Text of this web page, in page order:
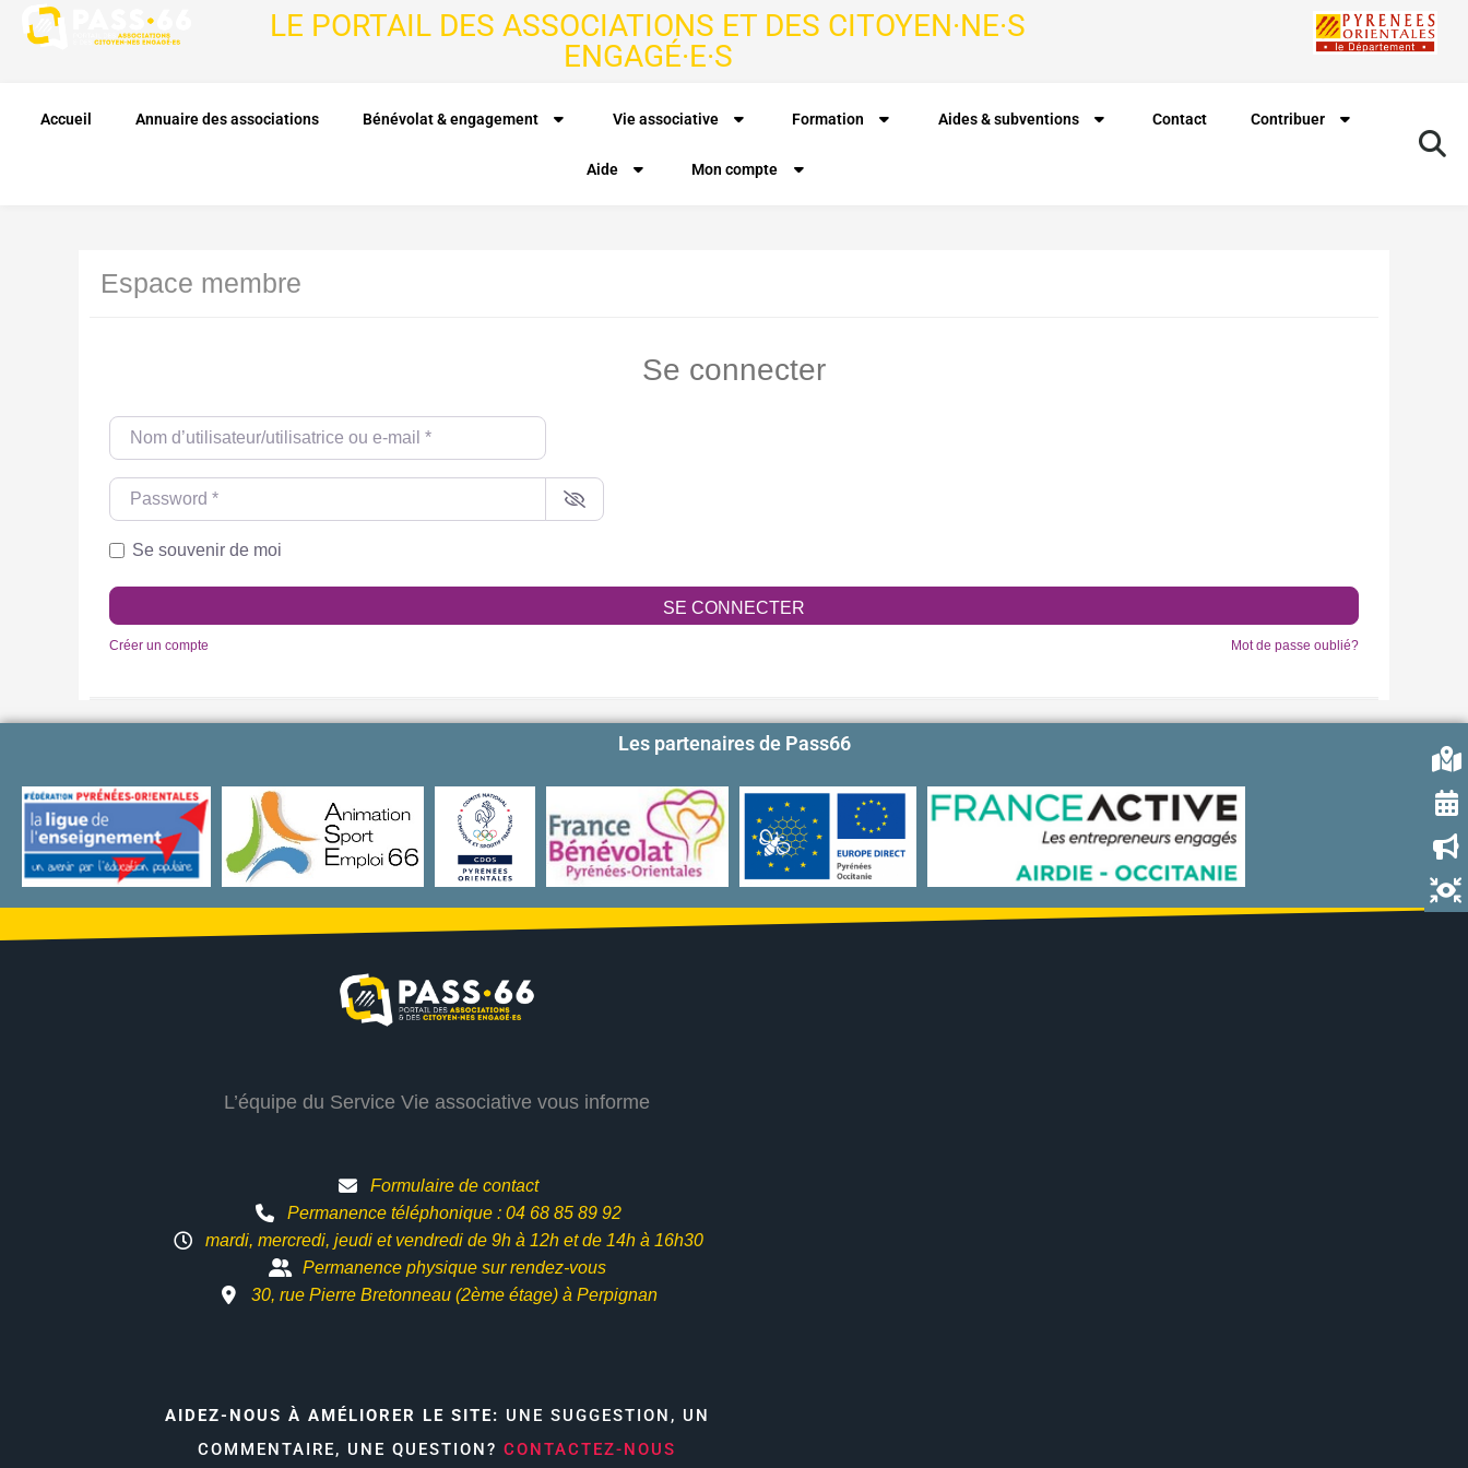
LE PORTAIL DES ASSOCIATIONS ET DES CITOYEN·NE·S
ENGAGÉ·E·S
Accueil Annuaire des associations Bénévolat & engagement Vie associative Formation Aides & subventions Contact Contribuer
Aide Mon compte
Espace membre
Se connecter
Nom d’utilisateur/utilisatrice ou e-mail
Password
Se souvenir de moi
SE CONNECTER
Créer un compte Mot de passe oublié?
Les partenaires de Pass66
L’équipe du Service Vie associative vous informe
Formulaire de contact
Permanence téléphonique : 04 68 85 89 92
mardi, mercredi, jeudi et vendredi de 9h à 12h etde 14h à 16h30
Permanence physique sur rendez-vous
30, rue Pierre Bretonneau (2ème étage) à Perpignan
AIDEZ-NOUS À AMÉLIORER LE SITE: UNE SUGGESTION, UN
COMMENTAIRE, UNE QUESTION? CONTACTEZ-NOUS